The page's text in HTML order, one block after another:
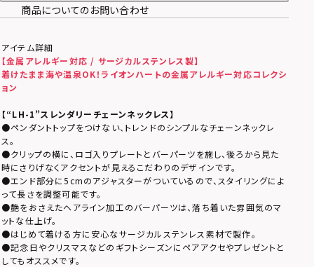
商品についてのお問い合わせ
アイテム詳細
【金属アレルギー対応 / サージカルステンレス製】
着けたまま海や温泉OK！ライオンハートの金属アレルギー対応コレクシ
ョン
【“LH-1”スレンダリーチェーンネックレス】
●ペンダントトップをつけない、トレンドのシンプルなチェーンネックレ
ス。
●クリップの横に、ロゴ入りプレートとバーパーツを施し、後ろから見た
時にさりげなくアクセントが見えるこだわりのデザインです。
●エンド部分に5cmのアジャスターがついているので、スタイリングによ
って長さを調整可能です。
●艶をおさえたヘアライン加工のバーパーツは、落ち着いた雰囲気のマ
ットな仕上げ。
●はじめて着ける方に安心なサージカルステンレス素材で製作。
●記念日やクリスマスなどのギフトシーズンにペアアクセやプレゼントと
してもオススメです。